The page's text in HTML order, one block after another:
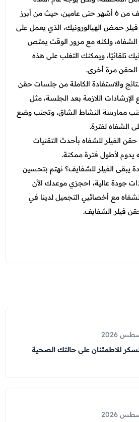
اللازمة لبقاء فيلر الشفايف من 6 أشهر حتى عامين، حيث من أبرز
فيلر حمض الهيالورونيك، الذي يعمل على
ولكنه مع مرور الوقت يمتص
تلقائيًا، ويمكنك التغلب على هذه
مرة أخرى.
والاستفادة الكاملة من جلسات حقن
الإرشادات اللازمة بعد الجلسة، مثل
ممارسة النشاط الشاق، وتجنب وضع
لفترة.
الفيلر للشفاه بأحدث التقنيات
يدوم لأطول فترة ممكنة.
يبقى الفيلر للشفايف؟ نهتم بتحسين
جودة عالية، احجزي موعدك الآن
مع أخصائيي التجميل لدينا في
فيلر الشفايف.
للاطمئنان على حالتك الصحية